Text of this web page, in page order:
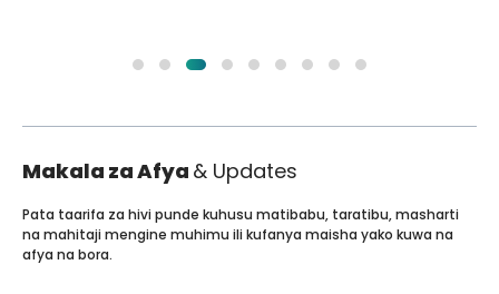
Makala za Afya & Updates
Pata taarifa za hivi punde kuhusu matibabu, taratibu, masharti
na mahitaji mengine muhimu ili kufanya maisha yako kuwa na
afya na bora.